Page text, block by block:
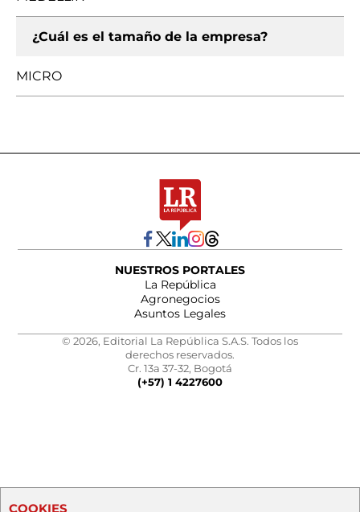
¿Cuál es el tamaño de la empresa?
MICRO
NUESTROS PORTALES
La República
Agronegocios
Asuntos Legales
© 2026, Editorial La República S.A.S. Todos los
derechos reservados.
Cr. 13a 37-32, Bogotá
(+57) 1 4227600
COOKIES